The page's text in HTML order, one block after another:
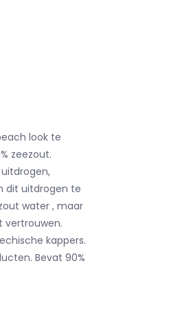
look te
zeezout.
dit uitdrogen te
water , maar
vertrouwen.
kappers.
Bevat 90%